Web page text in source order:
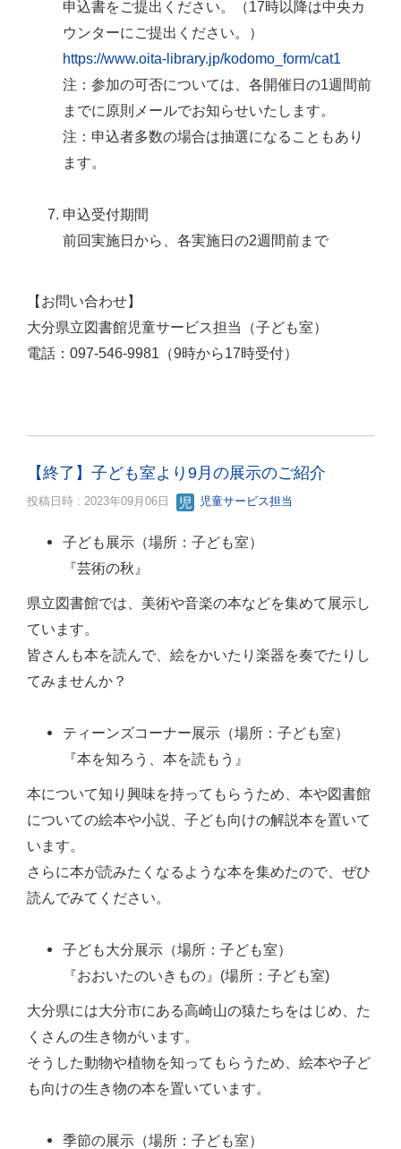
申込書をご提出ください。（17時以降は中央カ
ウンターにご提出ください。）
https://www.oita-library.jp/kodomo_form/cat1
注：参加の可否については、各開催日の1週間前
までに原則メールでお知らせいたします。
注：申込者多数の場合は抽選になることもあり
ます。
申込受付期間
前回実施日から、各実施日の2週間前まで
【お問い合わせ】
大分県立図書館児童サービス担当（子ども室）
電話：097-546-9981（9時から17時受付）
【終了】子ども室より9月の展示のご紹介
投稿日時 : 2023年09月06日 児童サービス担当
子ども展示（場所：子ども室）
『芸術の秋』
県立図書館では、美術や音楽の本などを集めて展示し
ています。
皆さんも本を読んで、絵をかいたり楽器を奏でたりし
てみませんか？
ティーンズコーナー展示（場所：子ども室）
『本を知ろう、本を読もう』
本について知り興味を持ってもらうため、本や図書館
についての絵本や小説、子ども向けの解説本を置いて
います。
さらに本が読みたくなるような本を集めたので、ぜひ
読んでみてください。
子ども大分展示（場所：子ども室）
『おおいたのいきもの』(場所：子ども室)
大分県には大分市にある高崎山の猿たちをはじめ、た
くさんの生き物がいます。
そうした動物や植物を知ってもらうため、絵本や子ど
も向けの生き物の本を置いています。
季節の展示（場所：子ども室）